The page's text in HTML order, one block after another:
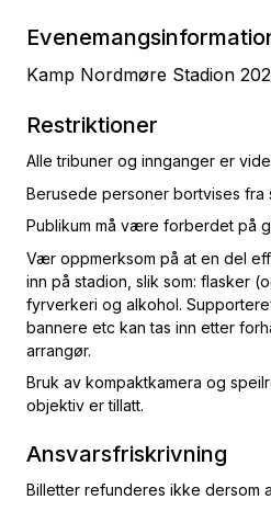
Kamp Nordmøre Stadion
Restriktioner
Alle tribuner og innganger er
Berusede personer bortvises fra
Publikum må være forberdet på
Vær oppmerksom på at en del
inn på stadion, slik som: flasker
fyrverkeri og alkohol.
bannere etc kan tas inn etter
arrangør.
Bruk av kompaktkamera og
objektiv er tillatt.
Ansvarsfriskrivning
Billetter refunderes ikke dersom